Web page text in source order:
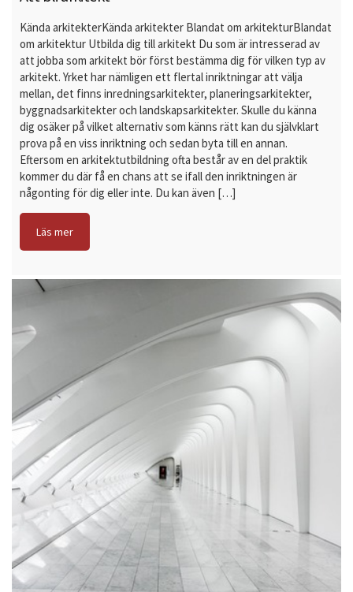
Kända arkitekterKända arkitekter Blandat om arkitekturBlandat
om arkitektur Utbilda dig till arkitekt Du som är intresserad av
att jobba som arkitekt bör först bestämma dig för vilken typ av
arkitekt. Yrket har nämligen ett flertal inriktningar att välja
mellan, det finns inredningsarkitekter, planeringsarkitekter,
byggnadsarkitekter och landskapsarkitekter. Skulle du känna
dig osäker på vilket alternativ som känns rätt kan du självklart
prova på en viss inriktning och sedan byta till en annan.
Eftersom en arkitektutbildning ofta består av en del praktik
kommer du där få en chans att se ifall den inriktningen är
någonting för dig eller inte. Du kan även […]